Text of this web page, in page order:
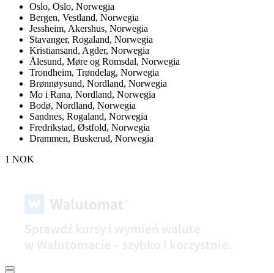
Oslo, Oslo, Norwegia
Bergen, Vestland, Norwegia
Jessheim, Akershus, Norwegia
Stavanger, Rogaland, Norwegia
Kristiansand, Agder, Norwegia
Ålesund, Møre og Romsdal, Norwegia
Trondheim, Trøndelag, Norwegia
Brønnøysund, Nordland, Norwegia
Mo i Rana, Nordland, Norwegia
Bodø, Nordland, Norwegia
Sandnes, Rogaland, Norwegia
Fredrikstad, Østfold, Norwegia
Drammen, Buskerud, Norwegia
1 NOK